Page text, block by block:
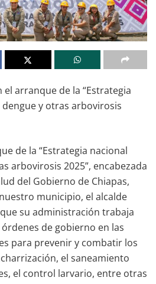
arranque de la “Estrategia
y otras arbovirosis
de la “Estrategia nacional
arbovirosis 2025”, encabezada
del Gobierno de Chiapas,
municipio, el alcalde
su administración trabaja
de gobierno en las
para prevenir y combatir los
el saneamiento
el control larvario, entre otras